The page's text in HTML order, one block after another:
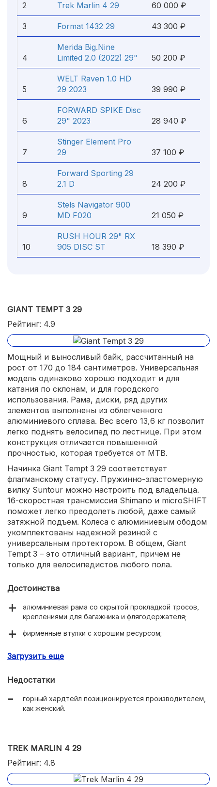
2 Trek Marlin 4 29 60 000 ₽
3 Format 1432 29 43 300 ₽
4
Merida Big.Nine
Limited 2.0 (2022) 29"
50 200 ₽
5
WELT Raven 1.0 HD
29 2023
39 990 ₽
6
FORWARD SPIKE Disc
29" 2023
28 940 ₽
7
Stinger Element Pro
29
37 100 ₽
8
Forward Sporting 29
2.1 D
24 200 ₽
9
Stels Navigator 900
MD F020
21 050 ₽
10
RUSH HOUR 29" RX
905 DISC ST
18 390 ₽
GIANT TEMPT 3 29
Рейтинг: 4.9
Мощный и выносливый байк, рассчитанный на
рост от 170 до 184 сантиметров. Универсальная
модель одинаково хорошо подходит и для
катания по склонам, и для городского
использования. Рама, диски, ряд других
элементов выполнены из облегченного
алюминиевого сплава. Вес всего 13,6 кг позволит
легко поднять велосипед по лестнице. При этом
конструкция отличается повышенной
прочностью, которая требуется от MTB.
Начинка Giant Tempt 3 29 соответствует
флагманскому статусу. Пружинно-эластомерную
вилку Suntour можно настроить под владельца.
16-скоростная трансмиссия Shimano и microSHIFT
поможет легко преодолеть любой, даже самый
затяжной подъем. Колеса с алюминиевым ободом
укомплектованы надежной резиной с
универсальным протектором. В общем, Giant
Tempt 3 – это отличный вариант, причем не
только для велосипедистов любого пола.
Достоинства
алюминиевая рама со скрытой прокладкой тросов,
креплениями для багажника и флягодержателя;
фирменные втулки с хорошим ресурсом;
практичная рама с удобной посадкой.
Загрузить еще
Недостатки
горный хардтейл позиционируется производителем,
как женский.
TREK MARLIN 4 29
Рейтинг: 4.8